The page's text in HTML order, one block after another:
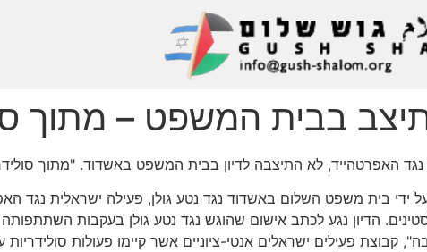
בבית המשפט – מתוך
נגד האפרטהייד, לא התיצבה לדיון בבית המשפט באשדוד. "מתוך
ידי בית משפט השלום באשדוד נגד נטע גולן, פעילה ישראלית נגד
הדיון נגע לכתב אישום שהוגש נגד נטע גולן בעקבות
קבוצת פעילים ישראלים אנטי-ציוניים אשר קיימו פעולות